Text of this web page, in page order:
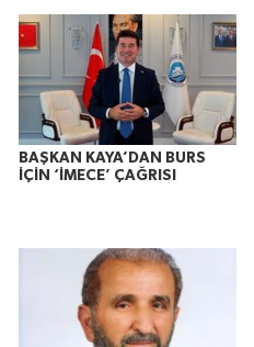
BAŞKAN KAYA’DAN BURS
İÇİN ‘İMECE’ ÇAĞRISI